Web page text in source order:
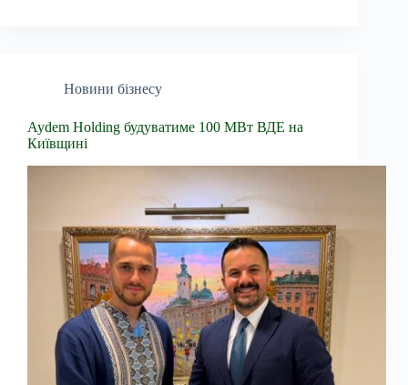
Новини бізнесу
Aydem Holding будуватиме 100 МВт ВДЕ на
Київщині